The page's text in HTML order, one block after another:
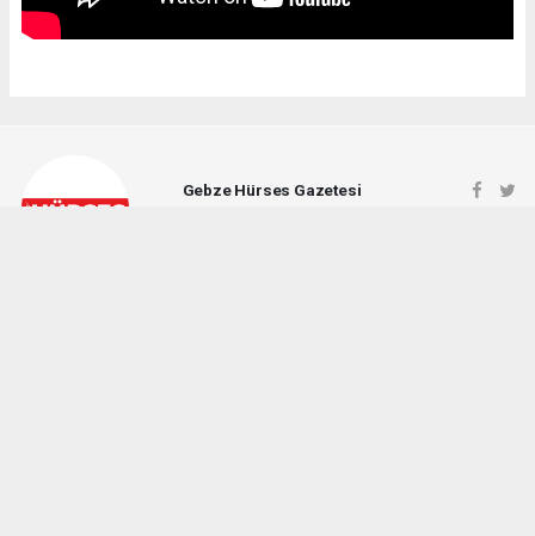
Gebze Hürses Gazetesi